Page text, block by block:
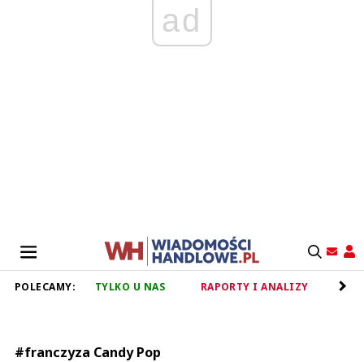
ad
POLECAMY: TYLKO U NAS RAPORTY I ANALIZY
#franczyza Candy Pop